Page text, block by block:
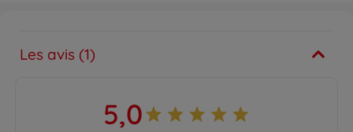
Les avis (1)
5,0